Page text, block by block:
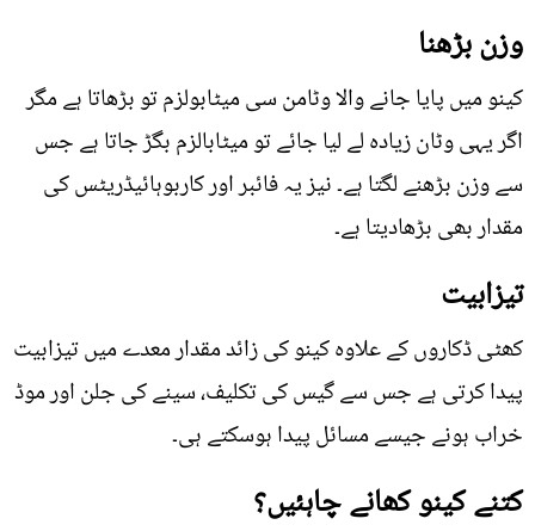
وزن بڑھنا
کینو میں پایا جانے والا وٹامن سی میٹابولزم تو بڑھاتا ہے مگر
اگر یہی وٹان زیادہ لے لیا جائے تو میٹابالزم بگڑ جاتا ہے جس
سے وزن بڑھنے لگتا ہے۔ نیز یہ فائبر اور کاربوہائیڈریٹس کی
مقدار بھی بڑھادیتا ہے۔
تیزابیت
کھٹی ڈکاروں کے علاوہ کینو کی زائد مقدار معدے میں تیزابیت
پیدا کرتی ہے جس سے گیس کی تکلیف، سینے کی جلن اور موڈ
خراب ہونے جیسے مسائل پیدا ہوسکتے ہی۔
کتنے کینو کھانے چاہئیں؟